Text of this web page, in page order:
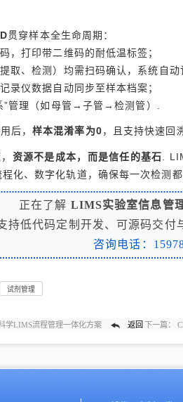
贯穿样本全生命周期：
，打印带二维码的耐低温标签；
取、检测）均需扫码确认，系统自动
录仪数据自动同步至样本档案；
”管理（如母管→子管→检测管）.
后， 样本混淆率为0，且支持快速回
资源不是成本，而是信任的基石 .
化、数字化轨道，确保每一次检测
正在了解 LIMS实验室信息管
持低代码定制开发、可源码交付
咨询电话：
试剂管理
学LIMS流程管理一体化方案 返回 下一篇：